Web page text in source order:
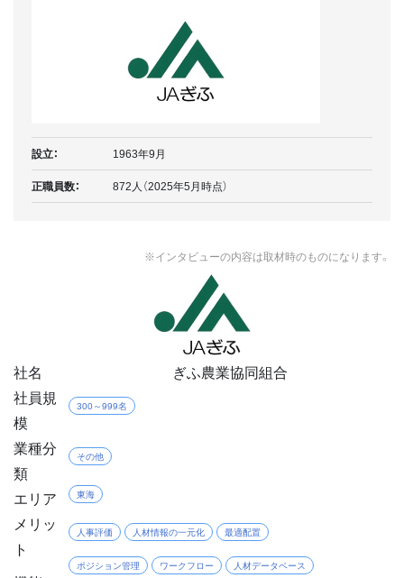
設立：
1963年9月
正職員数：
872人（2025年5月時点）
※インタビューの内容は取材時のものになります。
社名
ぎふ農業協同組合
社員規
模
300～999名
業種分
類
その他
エリア 東海
メリッ
ト
人事評価 人材情報の一元化 最適配置
ポジション管理 ワークフロー 人材データベース